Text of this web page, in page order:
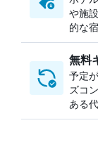
や施
的な
無料
予定
ズコ
ある